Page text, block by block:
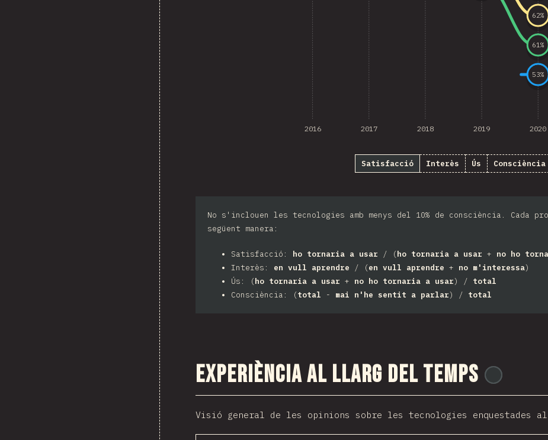
2016 2017 2018 2019 2020
61%
62%
53%
Satisfacció Interès Ús Consciència
No s'inclouen les tecnologies amb menys del 10% de consciència. Cada
següent manera:
Satisfacció: ho tornaria a usar / (ho tornaria a usar + no ho
Interès: en vull aprendre / (en vull aprendre + no m'interessa)
Ús: (ho tornaria a usar + no ho tornaria a usar) / total
Consciència: (total - mai n'he sentit a parlar) / total
Experiència al llarg del temps
Visió general de les opinions sobre les tecnologies enquestades